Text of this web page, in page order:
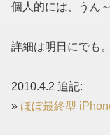
個人的には、うん
詳細は明日にでも。
2010.4.2 追記:
» ほぼ最終型